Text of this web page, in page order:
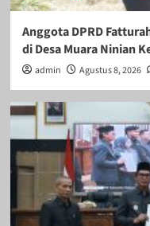
Anggota DPRD
di Desa Muara Ninian
admin Agustus 8, 2026